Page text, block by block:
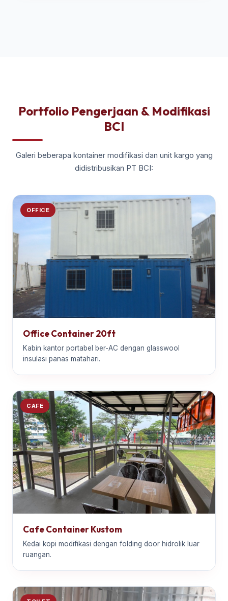
Portfolio Pengerjaan & Modifikasi
BCI
Galeri beberapa kontainer modifikasi dan unit kargo yang
didistribusikan PT BCI:
OFFICE
Office Container 20ft
Kabin kantor portabel ber-AC dengan glasswool
insulasi panas matahari.
CAFE
Cafe Container Kustom
Kedai kopi modifikasi dengan folding door hidrolik luar
ruangan.